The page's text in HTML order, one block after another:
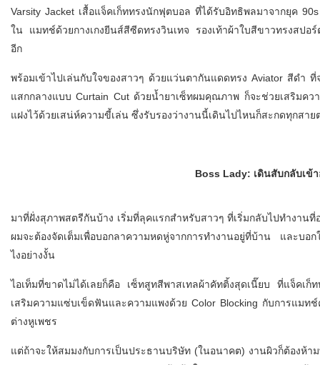
Varsity Jacket เสื้อแจ็คเก็ททรงนักฟุตบอล ที่ได้รับอิทธิพลมาจากยุค
ใน แมทช์ด้วยกางเกงยีนส์สีซีดทรงวินเทจ รองเท้าผ้าใบสีขาวทรงสป
อีก
พร้อมเข้าไปเล่นกับใจของสาวๆ ด้วยแว่นตากันแดดทรง Aviator สีดำ
แสกกลางแบบ Curtain Cut ด้วยน้ำยาเซ็ทผมคุณภาพ ก็จะช่วยเสริมค
แฝงไว้ด้วยเสน่ห์ความขี้เล่น ซึ่งรับรองว่างานนี้เดินไปไหนก็สะกดทุกสา
Boss Lady: เดินสับกลับเข้
มาที่ฝั่งสุภาพสตรีกันบ้าง เริ่มที่ลุคแรกสำหรับสาวๆ ที่เริ่มกลับไปทำงา
ผมจะต้องจัดเต็มเพื่อบอกลาความหดหู่จากการทำงานอยู่ที่บ้าน และบอ
ไงอย่างงั้น
ไอเท็มที่ขาดไม่ได้เลยก็คือ เซ็ทสูทสีพาสเทลผ้าคัทติ้งสุดเนี๊ยบ ที่แจ็คเ
เสริมความแซ่บเข็ดฟันและความแพงด้วย Color Blocking กับการแม
ต่างหูเพชร
แต่ถ้าจะให้สมมงกับการเป็นประธานบริษัท (ในอนาคต) งานผิวก็ต้องห้